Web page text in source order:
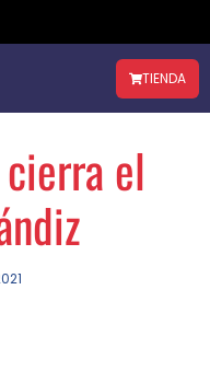
TIENDA
el